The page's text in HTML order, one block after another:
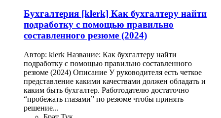
Бухгалтерия [klerk] Как бухгалтеру найти
подработку с помощью правильно
составленного резюме (2024)
Автор: klerk Название: Как бухгалтеру найти
подработку с помощью правильно составленного
резюме (2024) Описание У руководителя есть четкое
представление какими качествами должен обладать и
каким быть бухгалтер. Работодателю достаточно
“пробежать глазами” по резюме чтобы принять
решение...